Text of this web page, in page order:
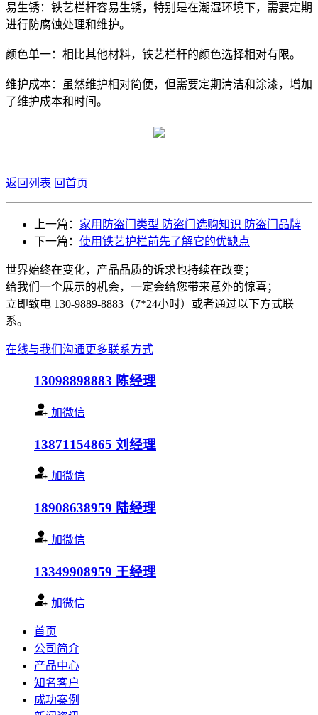
‌易生锈‌：铁艺栏杆容易生锈，特别是在潮湿环境下，需要定期
进行防腐蚀处理和维护‌。
‌颜色单一‌：相比其他材料，铁艺栏杆的颜色选择相对有限‌。
‌维护成本‌：虽然维护相对简便，但需要定期清洁和涂漆，增加
了维护成本和时间‌。
返回列表 回首页
上一篇： 家用防盗门类型 防盗门选购知识 防盗门品牌
下一篇： 使用铁艺护栏前先了解它的优缺点
世界始终在变化，产品品质的诉求也持续在改变；
给我们一个展示的机会，一定会给您带来意外的惊喜；
立即致电 130-9889-8883（7*24小时）或者通过以下方式联
系。
在线与我们沟通更多联系方式
13098898883 陈经理
加微信
13871154865 刘经理
加微信
18908638959 陆经理
加微信
13349908959 王经理
加微信
首页
公司简介
产品中心
知名客户
成功案例